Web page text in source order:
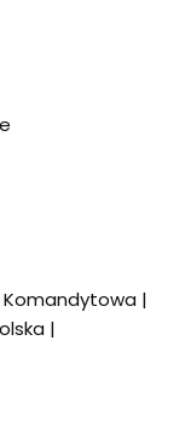
Komandytowa |
|